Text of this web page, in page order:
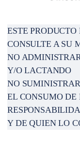
NO
Y/O LACTANDO
NO
EL CONSUMO DE
Y DE QUIEN LO